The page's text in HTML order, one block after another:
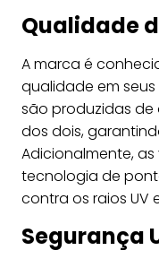
Qualidade
A marca é
qualidade em
são produzidas
dos dois,
Adicionalmente,
tecnologia de
contra os raios UV
Segurança